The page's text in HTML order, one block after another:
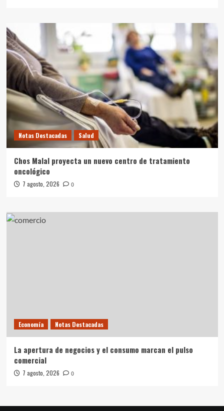
Notas Destacadas Salud
Chos Malal proyecta un nuevo centro de tratamiento
oncológico
7 agosto, 2026 0
Economía Notas Destacadas
La apertura de negocios y el consumo marcan el pulso
comercial
7 agosto, 2026 0